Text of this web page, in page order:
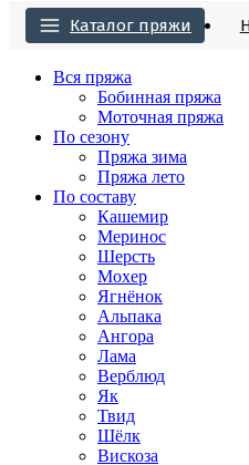
Каталог пряжи
Вся пряжа
Бобинная пряжа
Моточная пряжа
По сезону
Пряжа зима
Пряжа лето
По составу
Кашемир
Меринос
Шерсть
Мохер
Ягнёнок
Альпака
Ангора
Лама
Верблюд
Як
Твид
Шёлк
Вискоза